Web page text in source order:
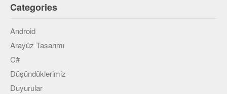
Categories
Android
Arayüz Tasarımı
C#
Düşündüklerimiz
Duyurular